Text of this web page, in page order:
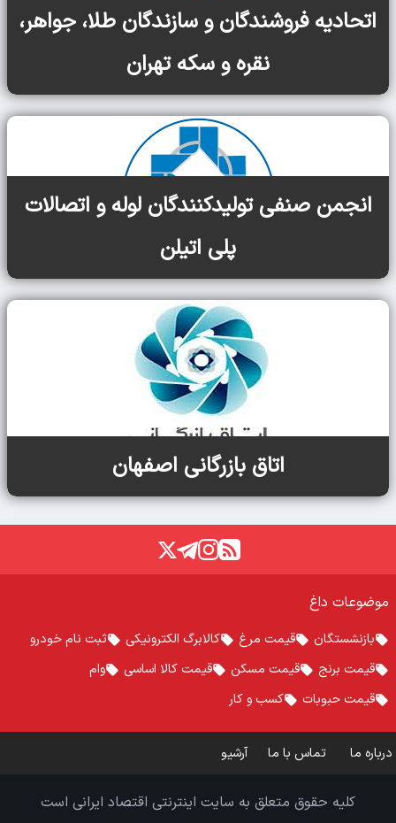
اتحادیه فروشندگان و سازندگان طلا، جواهر،
نقره و سکه تهران
انجمن صنفی تولیدکنندگان لوله و اتصالات
پلی اتیلن
اتاق بازرگانی اصفهان
موضوعات داغ
بازنشستگان قیمت مرغ کالابرگ الکترونیکی
ثبت نام خودرو
قیمت برنج
قیمت مسکن قیمت کالا اساسی
وام
قیمت حبوبات
کسب و کار
درباره ما تماس با ما آرشیو
کلیه حقوق متعلق به سایت اینترنتی اقتصاد ایرانی است